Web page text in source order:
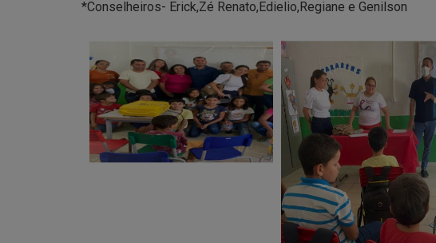
*Conselheiros- Erick,Zé Renato,Edielio,Regiane e Genilson